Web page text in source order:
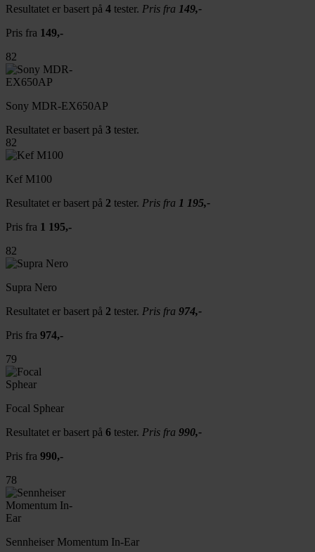
Resultatet er basert på 4 tester. Pris fra 149,-
Pris fra 149,-
82
Sony MDR-EX650AP
Resultatet er basert på 3 tester.
82
Kef M100
Resultatet er basert på 2 tester. Pris fra 1 195,-
Pris fra 1 195,-
82
Supra Nero
Resultatet er basert på 2 tester. Pris fra 974,-
Pris fra 974,-
79
Focal Sphear
Resultatet er basert på 6 tester. Pris fra 990,-
Pris fra 990,-
78
Sennheiser Momentum In-Ear